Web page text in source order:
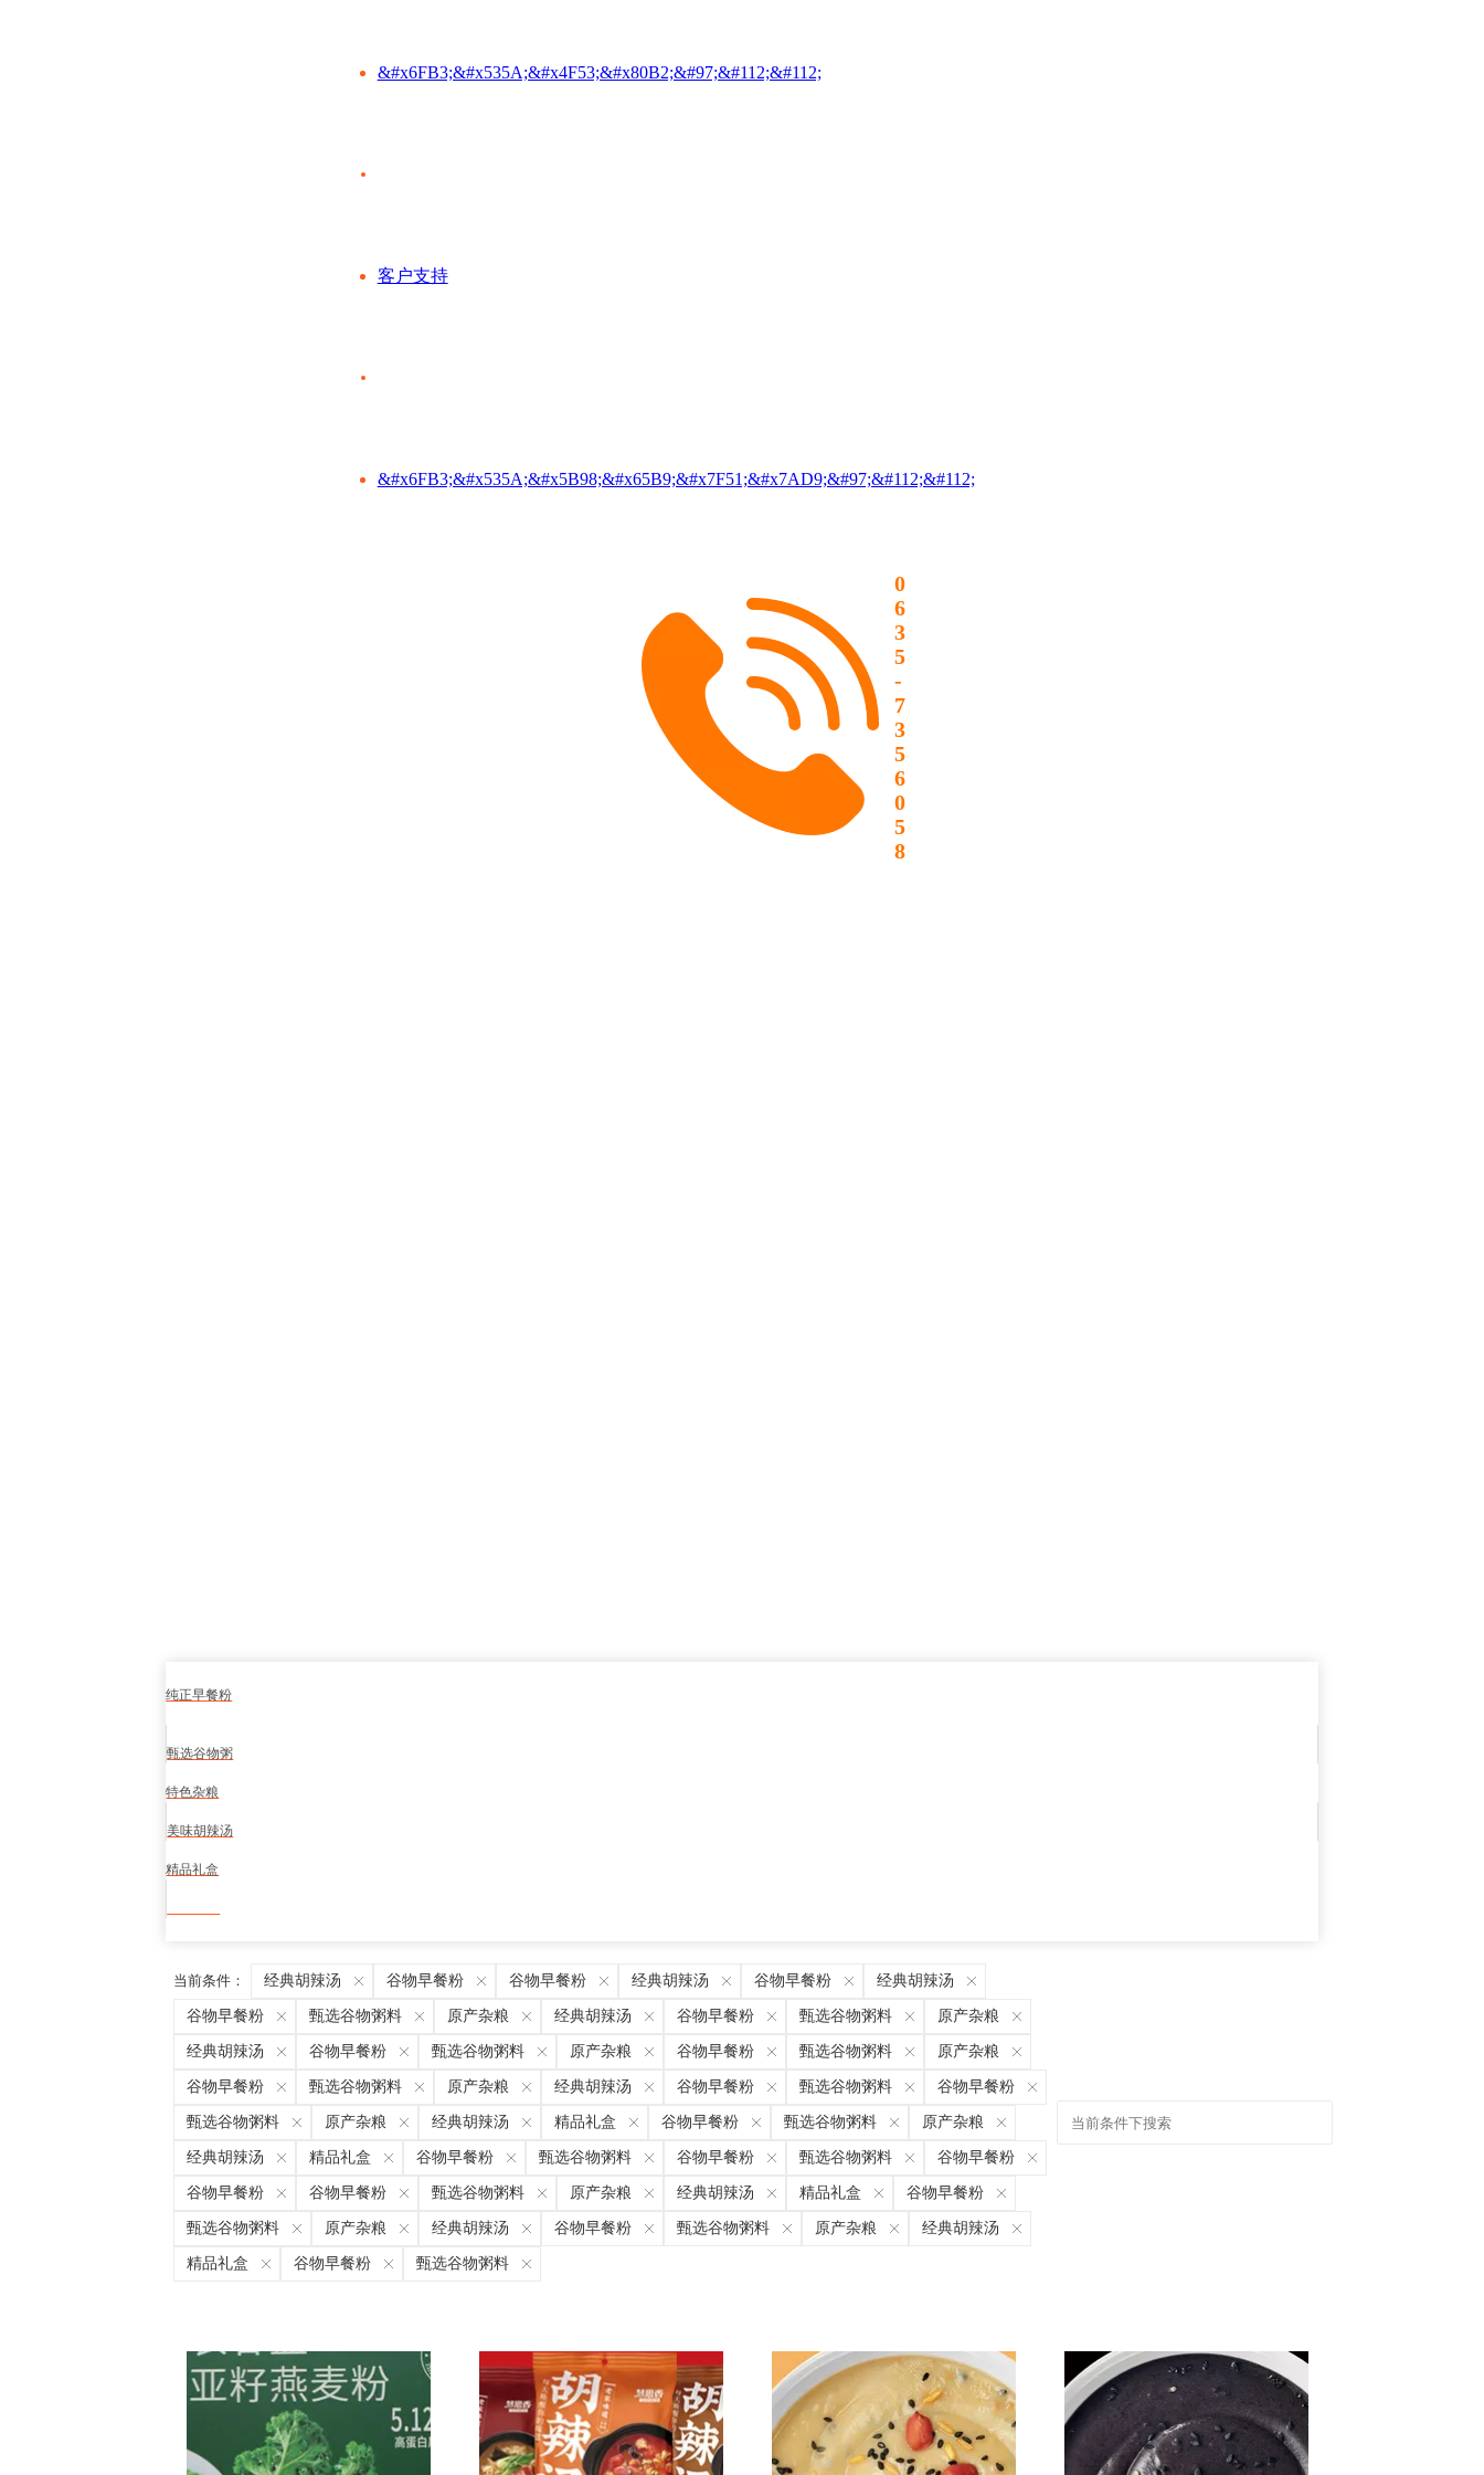
&#x6FB3;&#x535A;&#x4F53;&#x80B2;&#97;&#112;&#112;
客户支持
&#x6FB3;&#x535A;&#x5B98;&#x65B9;&#x7F51;&#x7AD9;&#97;&#112;&#112;
0
6
3
5
-
7
3
5
6
0
5
8
纯正早餐粉
甄选谷物粥
特色杂粮
美味胡辣汤
精品礼盒
当前条件： 经典胡辣汤 谷物早餐粉 谷物早餐粉 经典胡辣汤 谷物早餐粉 经典胡辣汤
谷物早餐粉 甄选谷物粥料 原产杂粮 经典胡辣汤 谷物早餐粉 甄选谷物粥料 原产杂粮
经典胡辣汤 谷物早餐粉 甄选谷物粥料 原产杂粮 谷物早餐粉 甄选谷物粥料 原产杂粮
谷物早餐粉 甄选谷物粥料 原产杂粮 经典胡辣汤 谷物早餐粉 甄选谷物粥料 谷物早餐粉
甄选谷物粥料 原产杂粮 经典胡辣汤 精品礼盒 谷物早餐粉 甄选谷物粥料 原产杂粮
经典胡辣汤 精品礼盒 谷物早餐粉 甄选谷物粥料 谷物早餐粉 甄选谷物粥料 谷物早餐粉
谷物早餐粉 谷物早餐粉 甄选谷物粥料 原产杂粮 经典胡辣汤 精品礼盒 谷物早餐粉
甄选谷物粥料 原产杂粮 经典胡辣汤 谷物早餐粉 甄选谷物粥料 原产杂粮 经典胡辣汤
精品礼盒 谷物早餐粉 甄选谷物粥料